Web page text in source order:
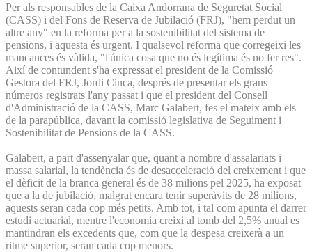
Per als responsables de la Caixa Andorrana de Seguretat Social
(CASS) i del Fons de Reserva de Jubilació (FRJ), "hem perdut un
altre any" en la reforma per a la sostenibilitat del sistema de
pensions, i aquesta és urgent. I qualsevol reforma que corregeixi les
mancances és vàlida, "l'única cosa que no és legítima és no fer res".
Així de contundent s'ha expressat el president de la Comissió
Gestora del FRJ, Jordi Cinca, després de presentar els grans
números registrats l'any passat i que el president del Consell
d'Administració de la CASS, Marc Galabert, fes el mateix amb els
de la parapública, davant la comissió legislativa de Seguiment i
Sostenibilitat de Pensions de la CASS.
Galabert, a part d'assenyalar que, quant a nombre d'assalariats i
massa salarial, la tendència és de desacceleració del creixement i que
el dèficit de la branca general és de 38 milions pel 2025, ha exposat
que a la de jubilació, malgrat encara tenir superàvits de 28 milions,
aquests seran cada cop més petits. Amb tot, i tal com apunta el darrer
estudi actuarial, mentre l'economia creixi al tomb del 2,5% anual es
mantindran els excedents que, com que la despesa creixerà a un
ritme superior, seran cada cop menors.